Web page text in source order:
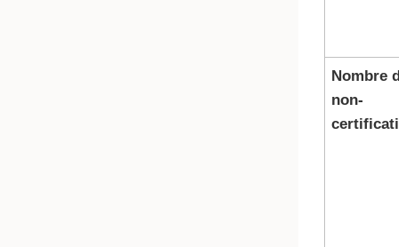
Nombre
non-